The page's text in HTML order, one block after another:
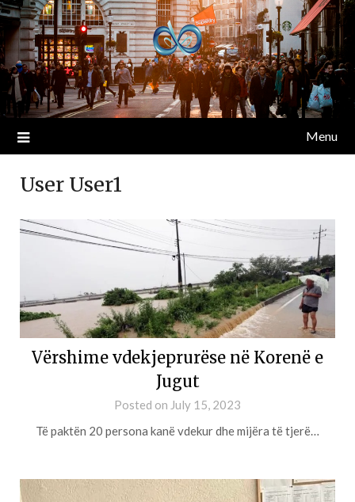
Menu
User User1
Vërshime vdekjeprurëse në Korenë e
Jugut
Posted on July 15, 2023
Të paktën 20 persona kanë vdekur dhe mijëra të tjerë…